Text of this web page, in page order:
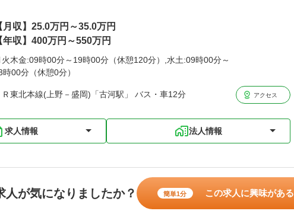
月収】25.0万円～35.0万円
年収】400万円～550万円
火木金:09時00分～19時00分（休憩120分）,水土:09時00分～
時00分（休憩0分）
Ｒ東北本線(上野－盛岡)「古河駅」 バス・車12分 アクセス
求人情報 法人情報
人が気になりましたか？ 簡単1分 この求人に興味がある